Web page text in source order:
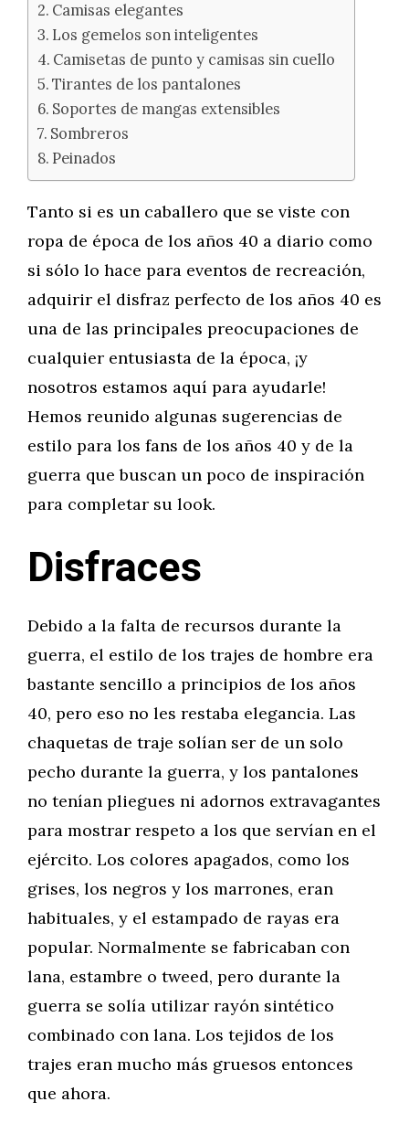
Camisas elegantes
Los gemelos son inteligentes
Camisetas de punto y camisas sin cuello
Tirantes de los pantalones
Soportes de mangas extensibles
Sombreros
Peinados
Tanto si es un caballero que se viste con
ropa de época de los años 40 a diario como
si sólo lo hace para eventos de recreación,
adquirir el disfraz perfecto de los años 40 es
una de las principales preocupaciones de
cualquier entusiasta de la época, ¡y
nosotros estamos aquí para ayudarle!
Hemos reunido algunas sugerencias de
estilo para los fans de los años 40 y de la
guerra que buscan un poco de inspiración
para completar su look.
Disfraces
Debido a la falta de recursos durante la
guerra, el estilo de los trajes de hombre era
bastante sencillo a principios de los años
40, pero eso no les restaba elegancia. Las
chaquetas de traje solían ser de un solo
pecho durante la guerra, y los pantalones
no tenían pliegues ni adornos extravagantes
para mostrar respeto a los que servían en el
ejército. Los colores apagados, como los
grises, los negros y los marrones, eran
habituales, y el estampado de rayas era
popular. Normalmente se fabricaban con
lana, estambre o tweed, pero durante la
guerra se solía utilizar rayón sintético
combinado con lana. Los tejidos de los
trajes eran mucho más gruesos entonces
que ahora.